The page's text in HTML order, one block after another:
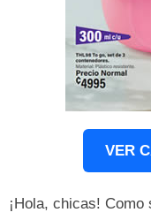
VER
¡Hola, chicas!